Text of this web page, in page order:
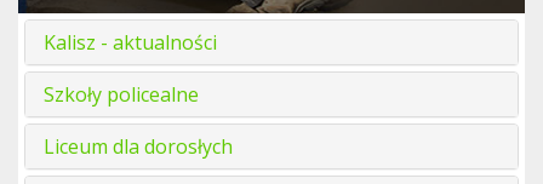
Kalisz - aktualności
Szkoły policealne
Liceum dla dorosłych